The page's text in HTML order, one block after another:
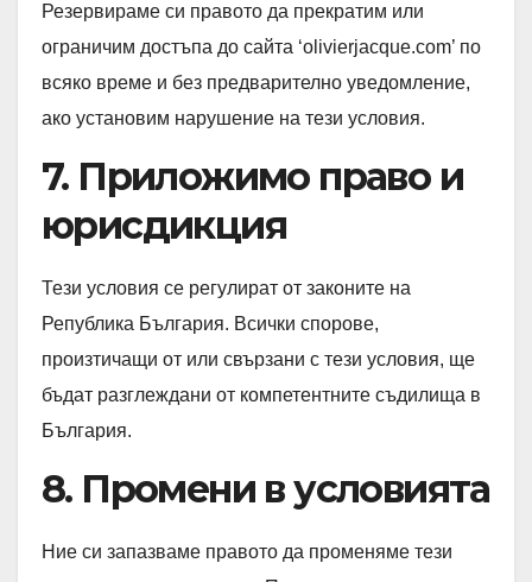
Резервираме си правото да прекратим или
ограничим достъпа до сайта ‘olivierjacque.com’ по
всяко време и без предварително уведомление,
ако установим нарушение на тези условия.
7. Приложимо право и
юрисдикция
Тези условия се регулират от законите на
Република България. Всички спорове,
произтичащи от или свързани с тези условия, ще
бъдат разглеждани от компетентните съдилища в
България.
8. Промени в условията
Ние си запазваме правото да променяме тези